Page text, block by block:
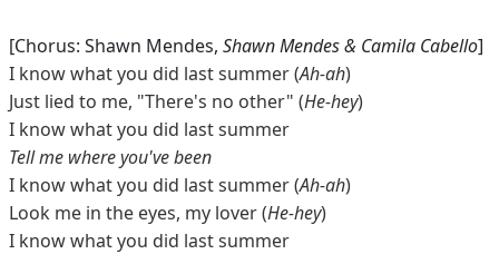
[Chorus: Shawn Mendes, Shawn Mendes & Camila Cabello]
I know what you did last summer (Ah-ah)
Just lied to me, "There's no other" (He-hey)
I know what you did last summer
Tell me where you've been
I know what you did last summer (Ah-ah)
Look me in the eyes, my lover (He-hey)
I know what you did last summer